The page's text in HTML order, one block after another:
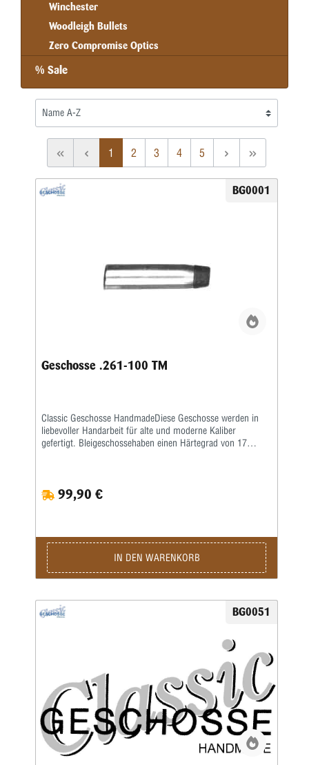
Winchester
Woodleigh Bullets
Zero Compromise Optics
% Sale
1 2 3 4 5
BG0001
Geschosse .261-100 TM
Classic Geschosse HandmadeDiese Geschosse werden in
liebevoller Handarbeit für alte und moderne Kaliber
gefertigt. Bleigeschossehaben einen Härtegrad von 17
Kerngenau ausgewogen wurden, werden beide zu einer
Einheit geformt. Eine strenge Qualitätskontrolle bürgtfür
99,90 €
IN DEN WARENKORB
BG0051